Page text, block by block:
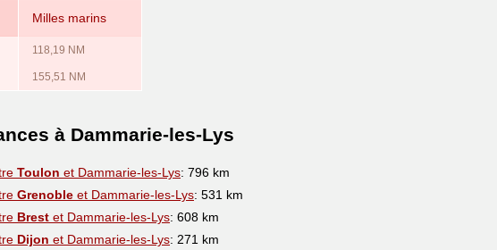
Milles marins
118,19 NM
155,51 NM
à Dammarie-les-Lys
Toulon et Dammarie-les-Lys: 796 km
Grenoble et Dammarie-les-Lys: 531 km
Brest et Dammarie-les-Lys: 608 km
Dijon et Dammarie-les-Lys: 271 km